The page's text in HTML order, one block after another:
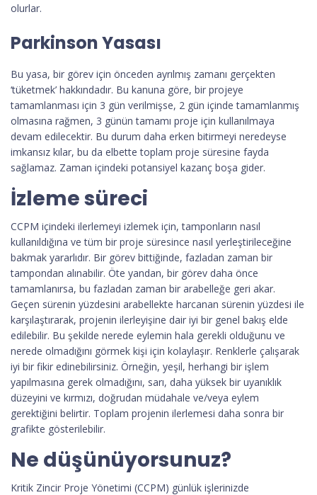
olurlar.
Parkinson Yasası
Bu yasa, bir görev için önceden ayrılmış zamanı gerçekten
‘tüketmek’ hakkındadır. Bu kanuna göre, bir projeye
tamamlanması için 3 gün verilmişse, 2 gün içinde tamamlanmış
olmasına rağmen, 3 günün tamamı proje için kullanılmaya
devam edilecektir. Bu durum daha erken bitirmeyi neredeyse
imkansız kılar, bu da elbette toplam proje süresine fayda
sağlamaz. Zaman içindeki potansiyel kazanç boşa gider.
İzleme süreci
CCPM içindeki ilerlemeyi izlemek için, tamponların nasıl
kullanıldığına ve tüm bir proje süresince nasıl yerleştirileceğine
bakmak yararlıdır. Bir görev bittiğinde, fazladan zaman bir
tampondan alınabilir. Öte yandan, bir görev daha önce
tamamlanırsa, bu fazladan zaman bir arabelleğe geri akar.
Geçen sürenin yüzdesini arabellekte harcanan sürenin yüzdesi ile
karşılaştırarak, projenin ilerleyişine dair iyi bir genel bakış elde
edilebilir. Bu şekilde nerede eylemin hala gerekli olduğunu ve
nerede olmadığını görmek kişi için kolaylaşır. Renklerle çalışarak
iyi bir fikir edinebilirsiniz. Örneğin, yeşil, herhangi bir işlem
yapılmasına gerek olmadığını, sarı, daha yüksek bir uyanıklık
düzeyini ve kırmızı, doğrudan müdahale ve/veya eylem
gerektiğini belirtir. Toplam projenin ilerlemesi daha sonra bir
grafikte gösterilebilir.
Ne düşünüyorsunuz?
Kritik Zincir Proje Yönetimi (CCPM) günlük işlerinizde